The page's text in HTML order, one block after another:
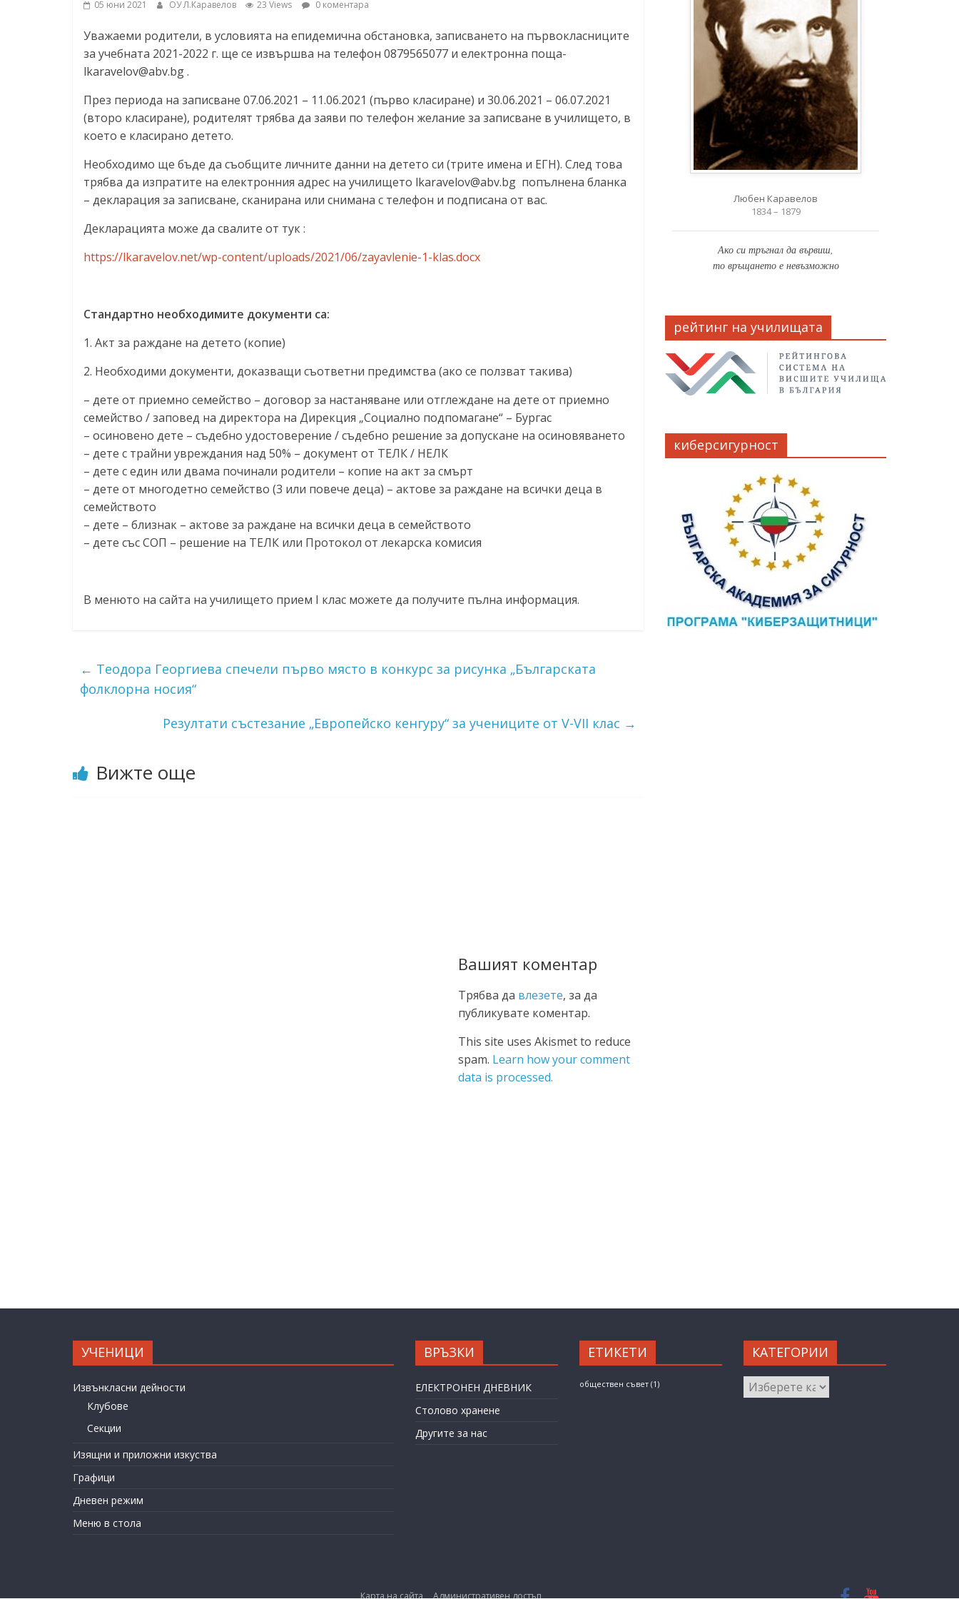
ресурси (ЦРЧР)
05 юни 2021 ОУ Л.Каравелов 23 Views 0 коментара
Уважаеми родители, в условията на епидемична обстановка, записването на първокласниците
за учебната 2021-2022 г. ще се извършва на телефон 0879565077 и електронна поща-
lkaravelov@abv.bg.
През периода на записване 07.06.2021 – 11.06.2021 (първо класиране) и 30.06.2021 – 06.07.2021
(второ класиране), родителят трябва да заяви по телефон желание за записване в училището, в
което е класирано детето.
Необходимо ще бъде да съобщите личните данни на детето си (трите имена и ЕГН). След това
трябва да изпратите на електронния адрес на училището lkaravelov@abv.bg попълнена бланка
– декларация за записване, сканирана или снимана с телефон и подписана от вас.
Декларацията може да свалите от тук :
https://lkaravelov.net/wp-content/uploads/2021/06/zayavlenie-1-klas.docx
Стандартно необходимите документи са:
1. Акт за раждане на детето (копие)
2. Необходими документи, доказващи съответни предимства (ако се ползват такива)
– дете от приемно семейство – договор за настаняване или отглеждане на дете от приемно
семейство / заповед на директора на Дирекция „Социално подпомагане“ – Бургас
– осиновено дете – съдебно удостоверение / съдебно решение за допускане на осиновяването
– дете с трайни увреждания над 50% – документ от ТЕЛК / НЕЛК
– дете с един или двама починали родители – копие на акт за смърт
– дете от многодетно семейство (3 или повече деца) – актове за раждане на всички деца в
семейството
– дете – близнак – актове за раждане на всички деца в семейството
– дете със СОП – решение на ТЕЛК или Протокол от лекарска комисия
В менюто на сайта на училището прием I клас можете да получите пълна информация.
← Теодора Георгиева спечели първо място в конкурс за рисунка „Българската
фолклорна носия“
Резултати състезание „Европейско кенгуру“ за учениците от V-VII клас →
Вижте още
Вашият коментар
Трябва да влезете, за да
публикувате коментар.
This site uses Akismet to reduce
spam. Learn how your comment
data is processed.
Любен Каравелов
1834 – 1879
Ако си тръгнал да вървиш,
то връщането е невъзможно
рейтинг на училищата
киберсигурност
УЧЕНИЦИ
Извънкласни дейности
Клубове
Секции
Изящни и приложни изкуства
Графици
Дневен режим
Меню в стола
ВРЪЗКИ
ЕЛЕКТРОНЕН ДНЕВНИК
Столово хранене
Другите за нас
ЕТИКЕТИ
обществен съвет(1)
КАТЕГОРИИ
КАТЕГОРИИ
Карта на сайта Административен достъп